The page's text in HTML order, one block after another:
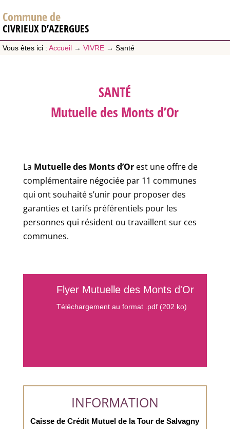
Commune de
CIVRIEUX D’AZERGUES
Vous êtes ici : Accueil → VIVRE → Santé
SANTÉ
Mutuelle des Monts d’Or
La Mutuelle des Monts d’Orest une offre de
complémentaire négociée par 11 communes
qui ont souhaité s’unir pour proposer des
garanties et tarifs préférentiels pour les
personnes qui résident ou travaillent sur ces
communes.
Flyer Mutuelle des Monts d'Or
Téléchargement au format .pdf (202 ko)
INFORMATION
Caisse de Crédit Mutuel de la Tour de Salvagny